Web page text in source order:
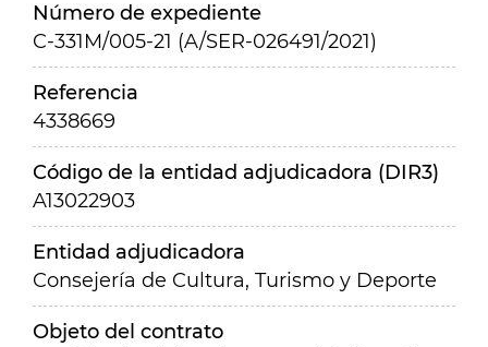
Número de expediente
C-331M/005-21 (A/SER-026491/2021)
Referencia
4338669
Código de la entidad adjudicadora (DIR3)
A13022903
Entidad adjudicadora
Consejería de Cultura, Turismo y Deporte
Objeto del contrato